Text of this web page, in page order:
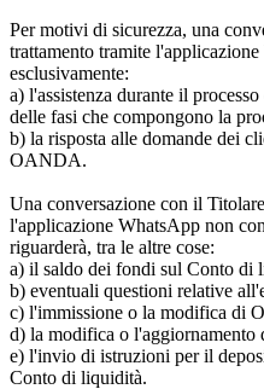
Per motivi di sicurezza, una
trattamento tramite
esclusivamente:
a) l'assistenza durante il
delle fasi che compongono la
b) la risposta alle domande dei
OANDA.
Una conversazione con il
l'applicazione WhatsApp non
riguarderà, tra le altre cose:
a) il saldo dei fondi sul Conto di
b) eventuali questioni relative
c) l'immissione o la modifica di
d) la modifica o l'aggiornamento
e) l'invio di istruzioni per il
Conto di liquidità.